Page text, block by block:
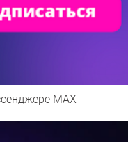
МАХ